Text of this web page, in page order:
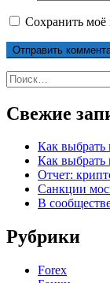
Сохранить моё
Найти:
Свежие
Как выбрать
Как выбрать
Отчет:
Санкции
В
Рубрики
Forex